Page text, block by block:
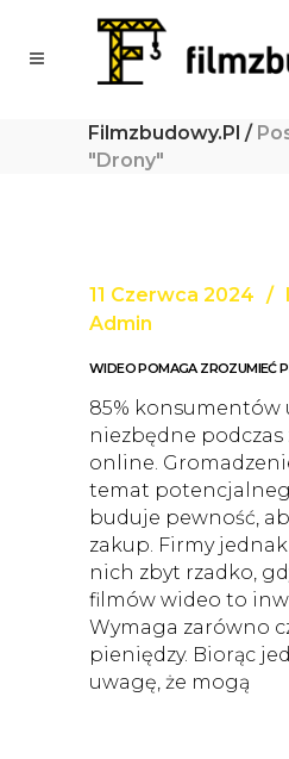
Filmzbudowy.pl /
"drony"
11 Czerwca 2024
Admin
WIDEO POMAGA ZROZUMIEĆ
85% konsumentów
niezbędne
online.
temat
buduje pewność,
zakup. Firmy
nich zbyt rzadko,
filmów wideo to
Wymaga zarówno
pieniędzy. Biorąc
uwagę, że mogą